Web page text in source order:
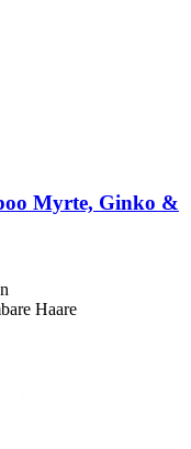
Myrte, Ginko &
Haare